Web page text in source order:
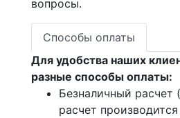
вопросы.
Способы оплаты
Для удобства наших
разные способы оплаты:
Безналичный расчет
расчет